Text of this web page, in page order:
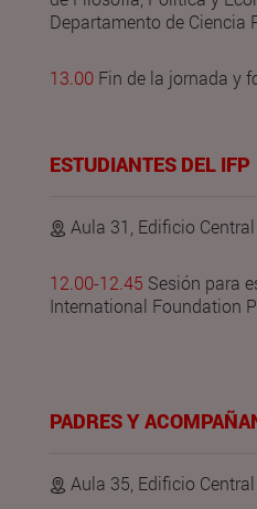
Departamento de Ciencia
13.00 Fin de la jornada y
ESTUDIANTES DEL IFP
Aula 31, Edificio Central
12.00-12.45 Sesión para
International Foundation
PADRES Y
Aula 35, Edificio Central